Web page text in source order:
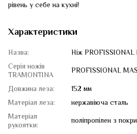
рівень у себе на кухні!
Характеристики
Назва:
Ніж PROFISSIONAL
Серія ножів
TRAMONTINA
PROFISSIONAL
Довжина леза:
152 мм
Матеріал леза:
нержавіюча сталь
Матеріал
рукоятки:
поліпропілен з